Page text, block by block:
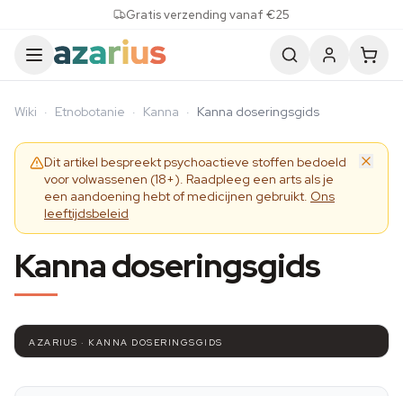
Gratis verzending vanaf €25
Wiki · Etnobotanie · Kanna · Kanna doseringsgids
Dit artikel bespreekt psychoactieve stoffen bedoeld
voor volwassenen (18+). Raadpleeg een arts als je
een aandoening hebt of medicijnen gebruikt. Ons
leeftijdsbeleid
Kanna doseringsgids
AZARIUS · KANNA DOSERINGSGIDS